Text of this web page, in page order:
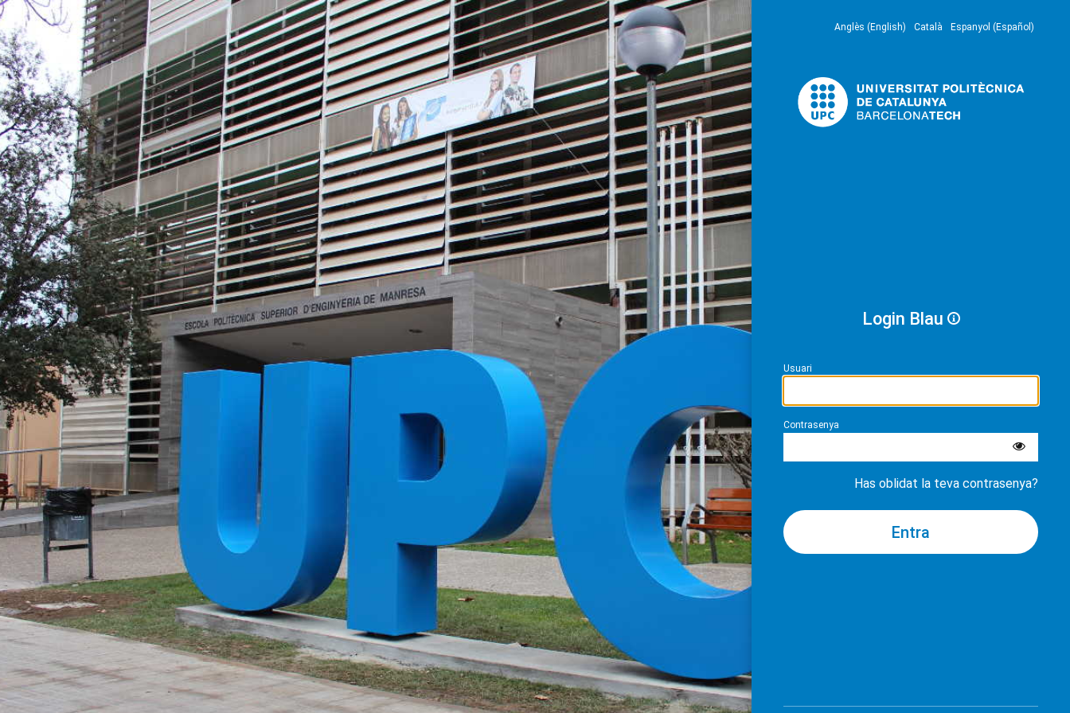
Anglès (English) Català Espanyol (Español)
Login Blau
Usuari
Contrasenya
Has oblidat la teva contrasenya?